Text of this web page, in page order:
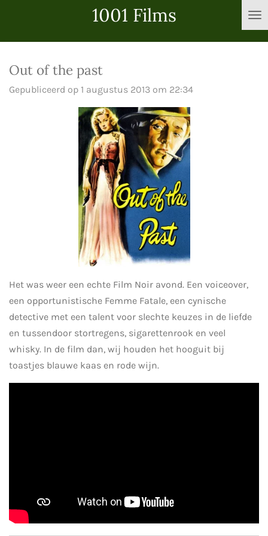
hoofdinhoud
1001 Films
Out of the past
Gepubliceerd op 1 augustus 2013 om 22:34
Het was weer een echte Film Noir avond. Een voiceover,
een opportunistische Femme Fatale, een cynische
detective met een talent voor slechte keuzes in de liefde
en tussendoor stortregens, sigarettenrook en veel
whisky. In de film dan, wij houden het hooguit bij
toastjes blauwe kaas en rode wijn.